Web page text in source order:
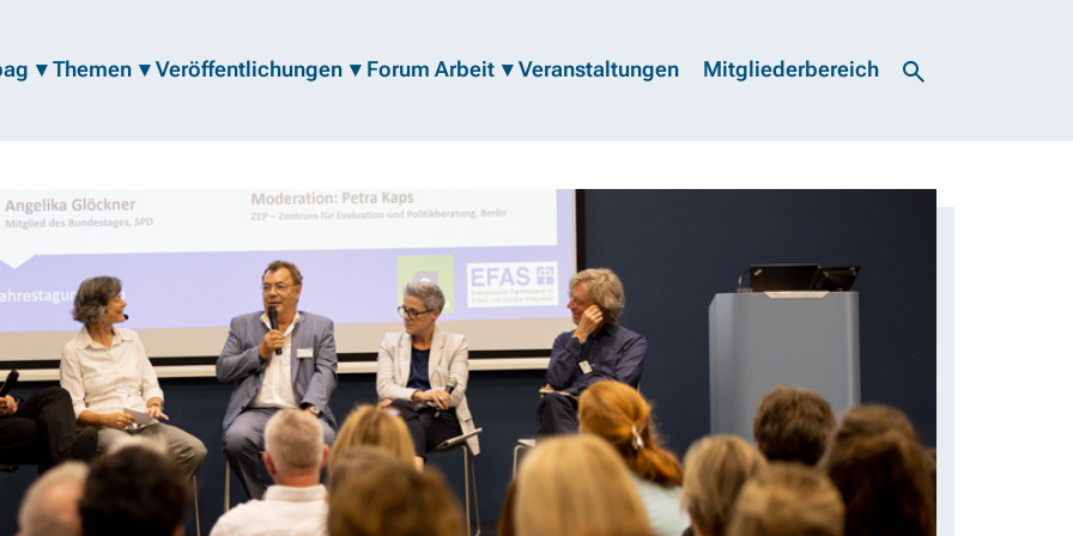
Themen Veröffentlichungen Forum Arbeit Veranstaltungen Mitgliederbereich